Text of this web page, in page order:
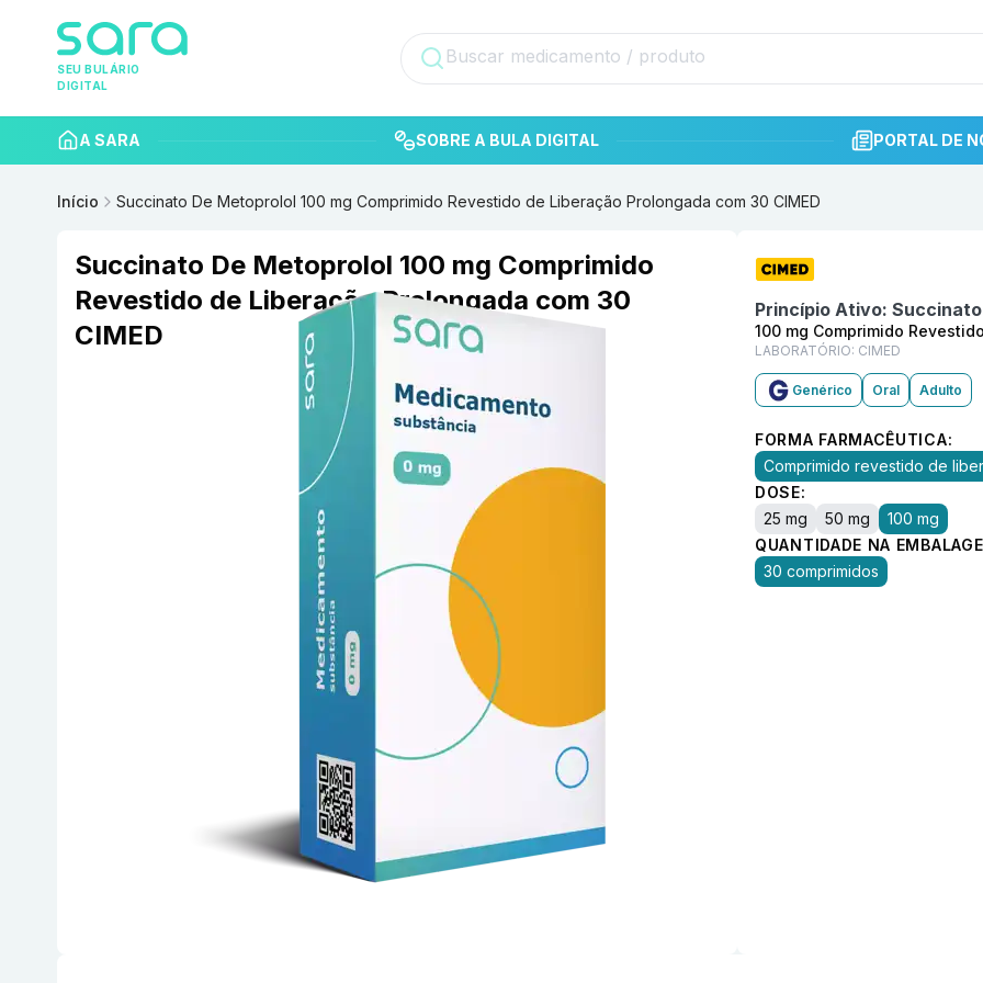
SEU BULÁRIO
DIGITAL
A SARA SOBRE A BULA DIGITAL PORTAL DE
Início Succinato De Metoprolol 100 mg Comprimido Revestido de Liberação Prolongada com 30 CIMED
Succinato De Metoprolol 100 mg Comprimido
Revestido de Liberação Prolongada com 30
CIMED
Princípio Ativo:
100 mg Comprimido
LABORATÓRIO: CIMED
Genérico Oral Adulto
FORMA FARMACÊUTICA:
Comprimido revestido de
DOSE:
25 mg
50 mg
100 mg
QUANTIDADE NA
30 comprimidos